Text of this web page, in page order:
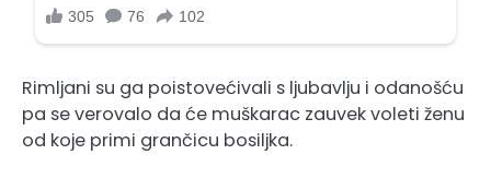
Rimljani su ga poistovećivali s ljubavlju i odanošću
pa se verovalo da će muškarac zauvek voleti ženu
od koje primi grančicu bosiljka.